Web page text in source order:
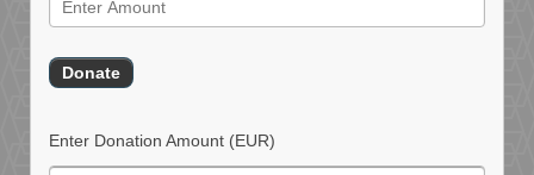
Enter Donation Amount (EUR)